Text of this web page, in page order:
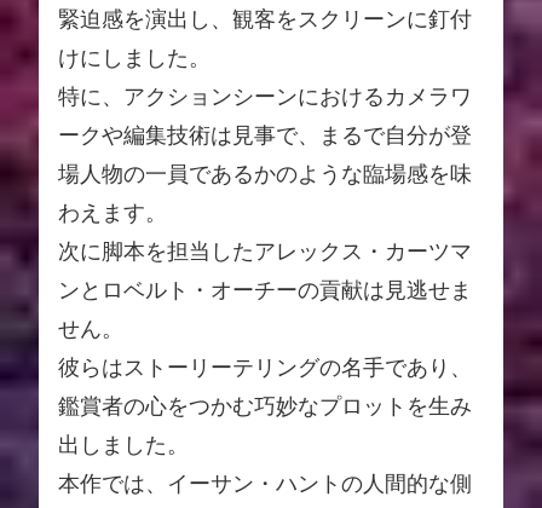
緊迫感を演出し、観客をスクリーンに釘付
けにしました。
特に、アクションシーンにおけるカメラワ
ークや編集技術は見事で、まるで自分が登
場人物の一員であるかのような臨場感を味
わえます。
次に脚本を担当したアレックス・カーツマ
ンとロベルト・オーチーの貢献は見逃せま
せん。
彼らはストーリーテリングの名手であり、
鑑賞者の心をつかむ巧妙なプロットを生み
出しました。
本作では、イーサン・ハントの人間的な側